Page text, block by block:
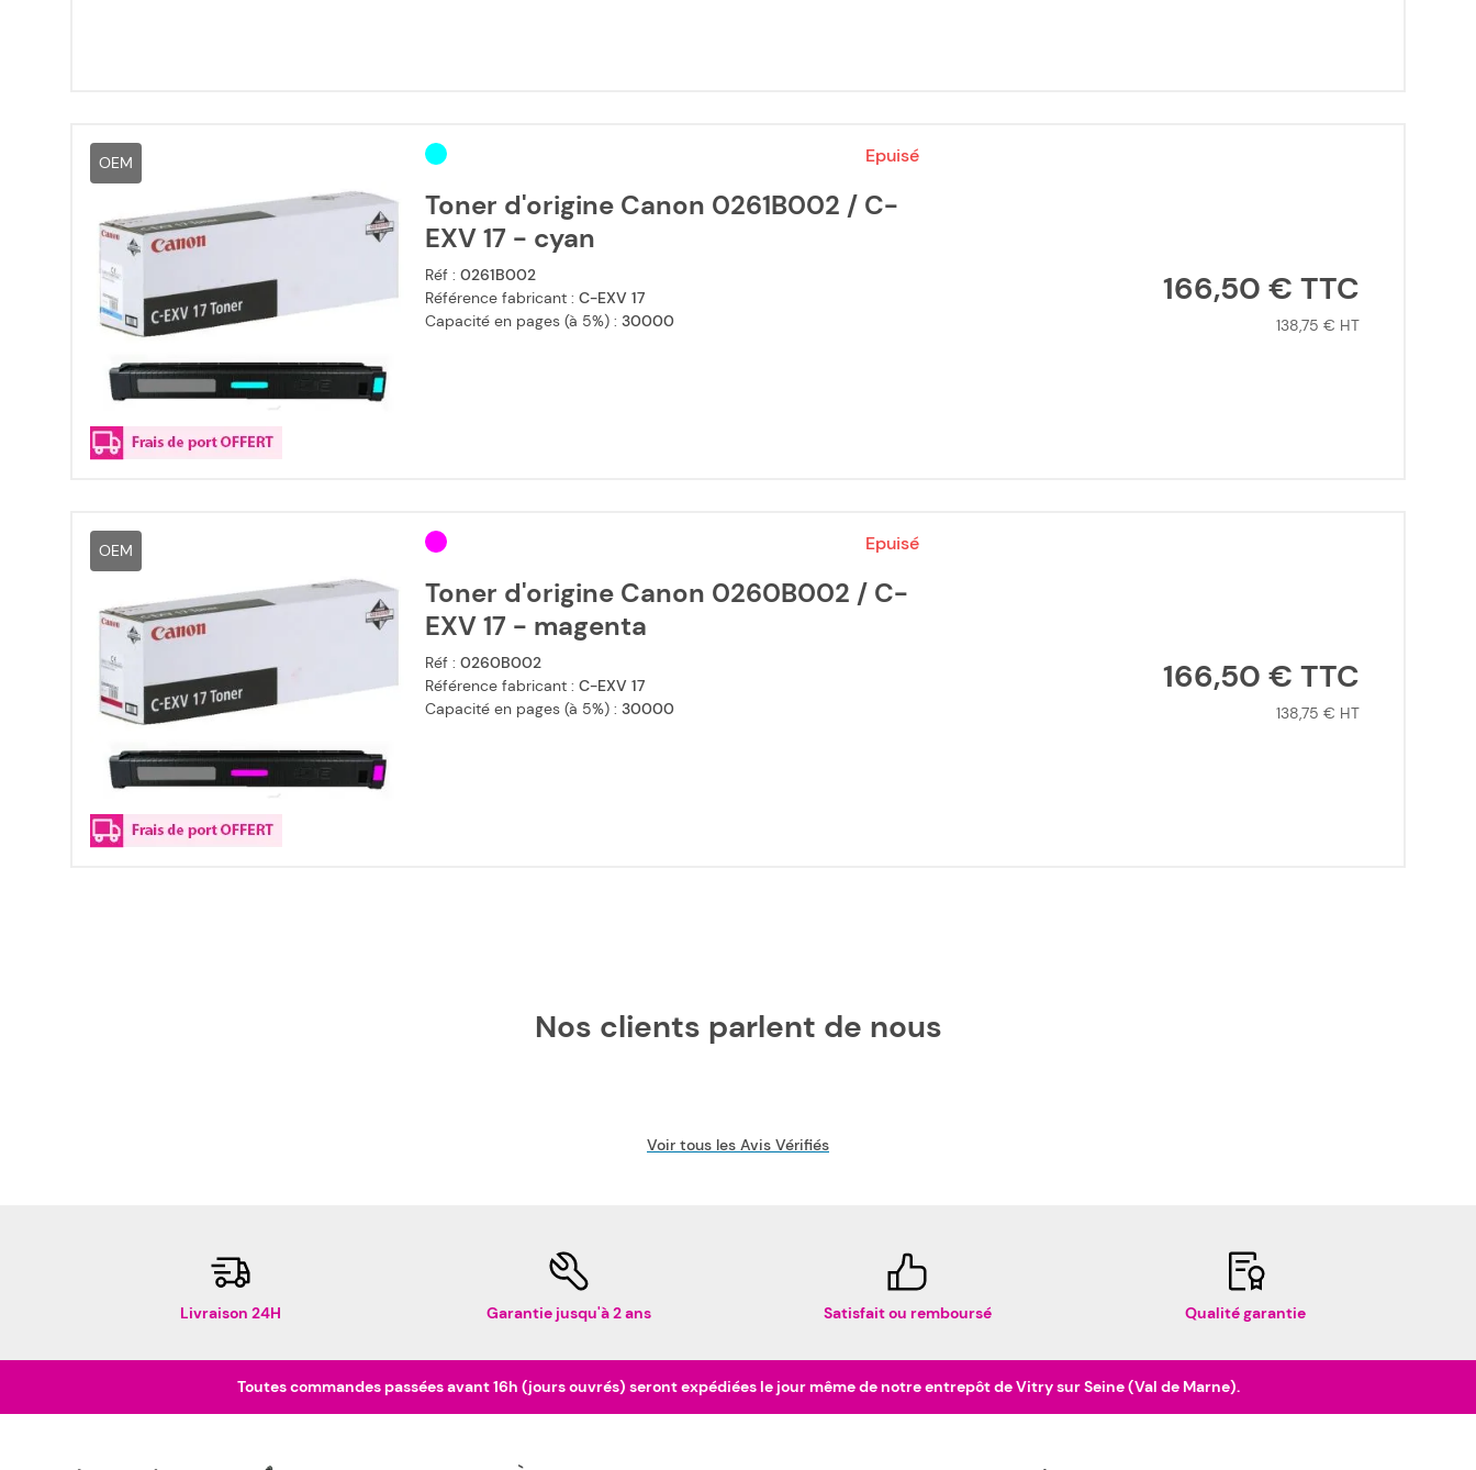
OEM Epuisé
Toner d'origine Canon 0261B002 / C-
EXV 17 - cyan
Réf : 0261B002
Référence fabricant : C-EXV 17
Capacité en pages (à 5%) : 30000
166,50 €
138,75 €
OEM Epuisé
Toner d'origine Canon 0260B002 / C-
EXV 17 - magenta
Réf : 0260B002
Référence fabricant : C-EXV 17
Capacité en pages (à 5%) : 30000
166,50 €
138,75 €
Nos clients parlent de nous
Voir tous les Avis Vérifiés
Livraison 24H Garantie jusqu'à 2 ans Satisfait ou remboursé Qualité garantie
Toutes commandes passées avant 16h (jours ouvrés) seront expédiées le jour même de notre entrepôt de Vitry sur Seine (Val de Marne).